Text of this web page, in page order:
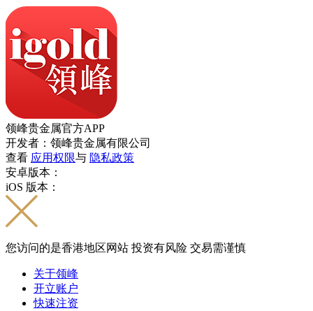
领峰贵金属官方APP
开发者：领峰贵金属有限公司
查看 应用权限与 隐私政策
安卓版本：
iOS 版本：
您访问的是香港地区网站 投资有风险 交易需谨慎
关于领峰
开立账户
快速注资